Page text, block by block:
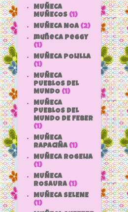
MUÑECA
MUÑECOS (1)
MUÑECA NOA (2)
muñeca peggy
(1)
MUÑECA POLILLA
(1)
MUÑECA
PUEBLOS DEL
MUNDO (1)
MUÑECA
PUEBLOS DEL
MUNDO DE FEBER
(1)
MUÑECA
RAPACIÑA (1)
MUÑECA ROGELIA
(1)
MUÑECA
ROSAURA (1)
MUÑECA SELENE
(1)